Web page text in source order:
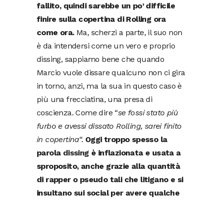
fallito, quindi sarebbe un po’ difficile
finire sulla copertina di Rolling ora
come ora.Ma, scherzi a parte, il suo non
è da intendersi come un vero e proprio
dissing, sappiamo bene che quando
Marcio vuole dissare qualcuno non ci gira
in torno, anzi, ma la sua in questo caso è
più una frecciatina, una presa di
coscienza. Come dire “se fossi stato più
furbo e avessi dissato Rolling, sarei finito
in copertina“. Oggi troppo spesso la
parola dissing è inflazionata e usata a
sproposito, anche grazie alla quantità
di rapper o pseudo tali che litigano e si
insultano sui social per avere qualche